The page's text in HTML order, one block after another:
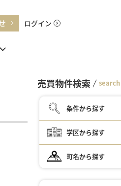
ログイン
売買物件検索 search
条件から探す
学区から探す
町名から探す